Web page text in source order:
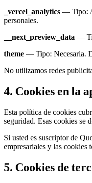
_vercel_analytics — Tipo:
personales.
__next_preview_data —
theme — Tipo: Necesaria.
No utilizamos redes
4. Cookies en la
Esta política de cookies
seguridad. Esas cookies se
Si usted es suscriptor de
empresariales y las cookies
5. Cookies de